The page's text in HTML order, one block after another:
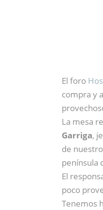
El foro
compra y
La mesa
Garriga,
de
península
El
poco
Tenemos